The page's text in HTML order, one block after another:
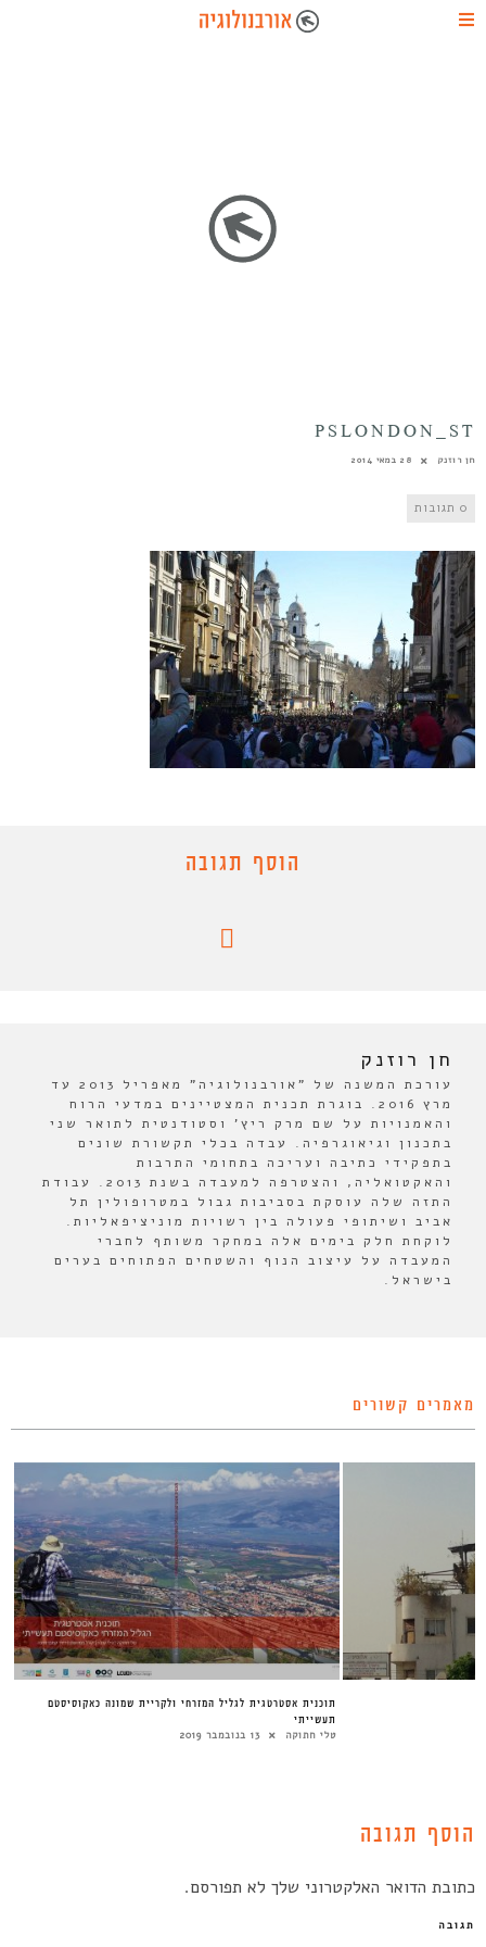
PSLONDON_ST
חן רוזנק 28 במאי 2014
0 תגובות
הוסף תגובה
חן רוזנק
עורכת המשנה של "אורבנולוגיה" מאפריל 2013 עד
מרץ 2016. בוגרת תכנית המצטיינים במדעי הרוח
והאמנויות על שם מרק ריץ' וסטודנטית לתואר שני
בתכנון וגיאוגרפיה. עבדה בכלי תקשורת שונים
בתפקידי כתיבה ועריכה בתחומי התרבות
והאקטואליה, והצטרפה למעבדה בשנת 2013. עבודת
התזה שלה עוסקת בסביבות גבול במטרופולין תל
אביב ושיתופי פעולה בין רשויות מוניציפאליות.
לוקחת חלק בימים אלה במחקר משותף לחברי
המעבדה על עיצוב הנוף והשטחים הפתוחים בערים
בישראל.
מאמרים קשורים
תוכנית אסטרטגית לגליל המזרחי ולקריית שמונה כאקוסיסטם
תעשייתי
טלי חתוקה 13 בנובמבר 2019
הוסף תגובה
כתובת הדואר האלקטרוני שלך לא תפורסם.
תגובה